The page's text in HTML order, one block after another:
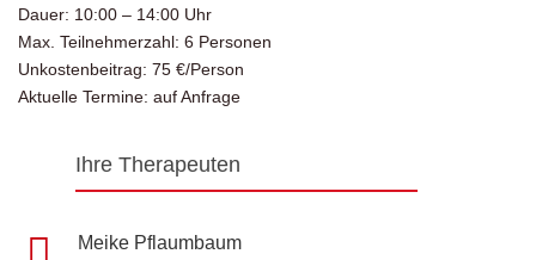
Dauer: 10:00 – 14:00 Uhr
Max. Teilnehmerzahl: 6 Personen
Unkostenbeitrag: 75 €/Person
Aktuelle Termine: auf Anfrage
Ihre Therapeuten
Meike Pflaumbaum